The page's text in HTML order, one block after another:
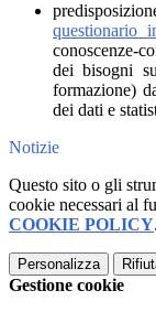
questionario
conoscenze-
dei bisogni
formazione)
dei dati e
Notizie
Questo sito o gli
cookie necessari al
COOKIE POLICY.
Personalizza
Gestione cookie